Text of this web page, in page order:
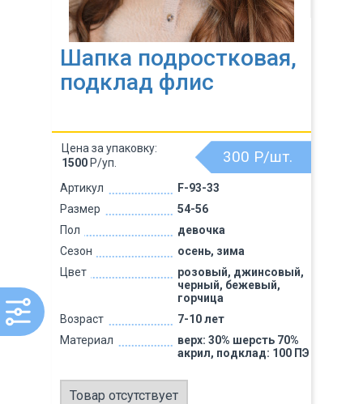
Шапка подростковая,
подклад флис
Артикул
F-93-33
Размер
54-56
Пол
девочка
Сезон
осень, зима
Цвет
розовый, джинсовый,
черный, бежевый,
горчица
Возраст
7-10 лет
Материал
верх: 30% шерсть 70%
акрил, подклад: 100 ПЭ
300 Р/шт.
Цена за упаковку:
1500 Р/уп.
Товар отсутствует